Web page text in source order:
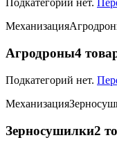
Подкатегорий нет.
Механизация
Агродроны4
Подкатегорий нет.
Механизация
Зерносушилки2